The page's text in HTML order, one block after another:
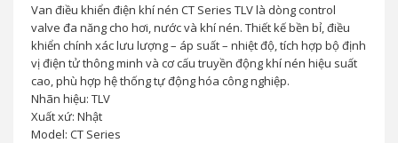
Van điều khiển điện khí nén CT Series TLV là dòng control
valve đa năng cho hơi, nước và khí nén. Thiết kế bền bỉ, điều
khiển chính xác lưu lượng – áp suất – nhiệt độ, tích hợp bộ định
vị điện tử thông minh và cơ cấu truyền động khí nén hiệu suất
cao, phù hợp hệ thống tự động hóa công nghiệp.
Nhãn hiệu: TLV
Xuất xứ: Nhật
Model: CT Series